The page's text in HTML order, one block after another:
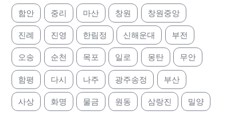
함안 중리 마산 창원 창원중앙
진례 진영 한림정 신해운대 부전
오송 순천 목포 일로 몽탄 무안
함평 다시 나주 광주송정 부산
사상 화명 물금 원동 삼랑진 밀양